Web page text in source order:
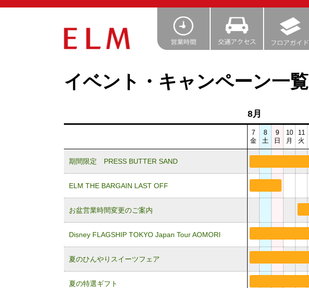
イベント・キャンペーン一覧
期間限定 PRESS BUTTER SAND
ELM THE BARGAIN LAST OFF
お盆営業時間変更のご案内
Disney FLAGSHIP TOKYO Japan Tour AOMORI
夏のひんやりスイーツフェア
夏の特選ギフト
8月
7
金
8
土
9
日
10
月
11
火